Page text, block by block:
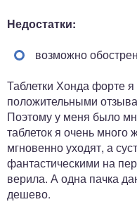
Недостатки:
возможно
Таблетки Хонда форте
положительными
Поэтому у меня было
таблеток я очень
мгновенно уходят, а
фантастическими на
верила. А одна пачка
дешево.